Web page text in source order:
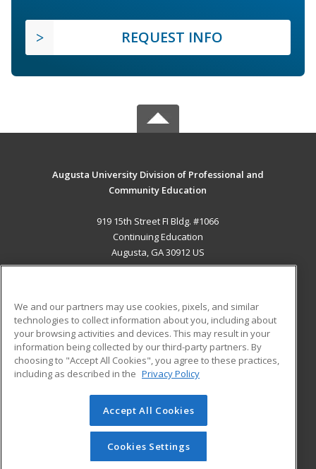
REQUEST INFO
Augusta University Division of Professional and
Community Education
919 15th Street FI Bldg. #1066
Continuing Education
Augusta, GA 30912 US
ADDITIONAL RESOURCES
Military
Financial Assistance
Help
Student Blog
© 2026 ed2go, a division of Cengage Learning. All rights
reserved. The material on this site cannot be reproduced or
redistributed unless you have obtained prior written
permission from Cengage Learning.Privacy Policy
We and our partners may use cookies, pixels, and similar
technologies to collect information about you, including about
your browsing activities and devices. This may result in your
information being collected by our third-party partners. By
choosing to "Accept All Cookies", you agree to these practices,
including as described in the Privacy Policy
Accept All Cookies
Cookies Settings